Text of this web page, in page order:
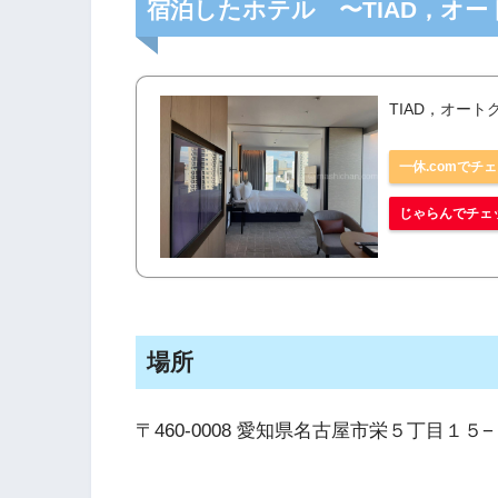
宿泊したホテル 〜TIAD，オー
TIAD，オート
一休.comでチ
じゃらんでチェ
場所
〒460-0008 愛知県名古屋市栄５丁目１５−